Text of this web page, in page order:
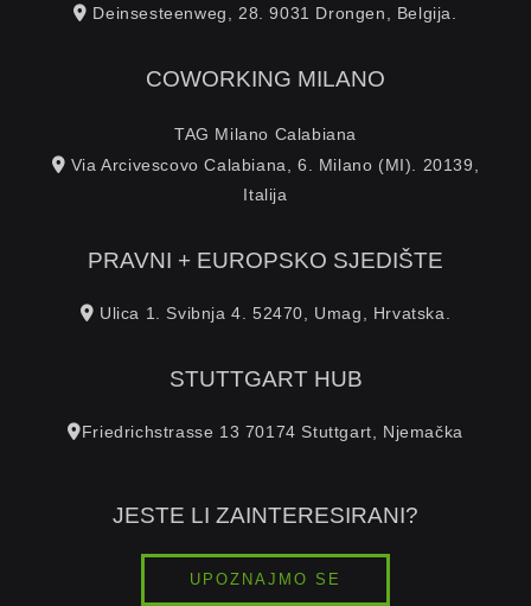
Deinsesteenweg, 28. 9031 Drongen, Belgija.
COWORKING MILANO
TAG Milano Calabiana
Via Arcivescovo Calabiana, 6. Milano (MI). 20139,
Italija
PRAVNI + EUROPSKO SJEDIŠTE
Ulica 1. Svibnja 4. 52470, Umag, Hrvatska.
STUTTGART HUB
Friedrichstrasse 13 70174 Stuttgart, Njemačka
JESTE LI ZAINTERESIRANI?
UPOZNAJMO SE